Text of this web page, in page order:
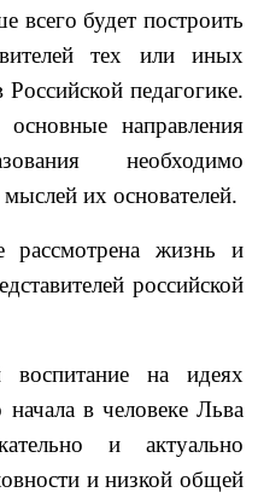
всего будет построить
тех или иных
педагогике.
направления
необходимо
их основателей.
рассмотрена жизнь и
российской
воспитание на идеях
в человеке Льва
и актуально
и низкой общей